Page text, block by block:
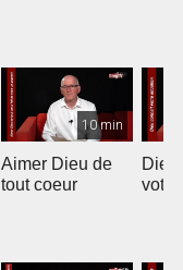
10 min
Aimer Dieu de
tout coeur
Dieu